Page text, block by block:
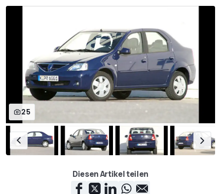
25
Diesen Artikel teilen